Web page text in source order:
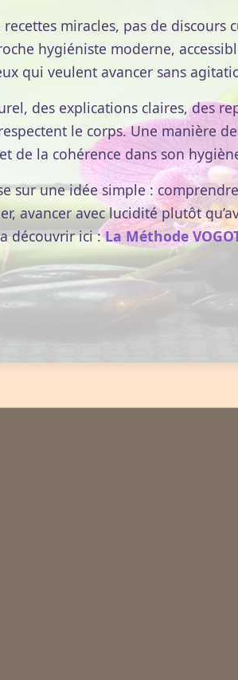
miracles, pas de discours
hygiéniste moderne,
qui veulent avancer sans
des explications claires, des
le corps. Une manière
de la cohérence dans son
sur une idée simple : comprendre
avancer avec lucidité plutôt
découvrir ici :La Méthode